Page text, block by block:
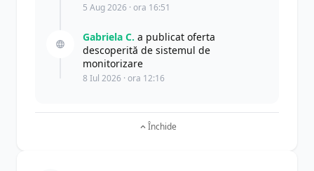
5 Aug 2026 · ora 16:51
Gabriela C. a publicat oferta
descoperită de sistemul de
monitorizare
8 Iul 2026 · ora 12:16
Închide